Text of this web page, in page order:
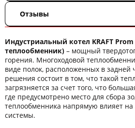
Отзывы
Индустриальный котел KRAFT
теплообменник) – мощный
горения. Многоходовой
виде полок, расположенных в задней
решения состоит в том, что такой
загрязняется за счет того, что
где предусмотрено место для сбора
теплообменника напрямую влияет на
системы.